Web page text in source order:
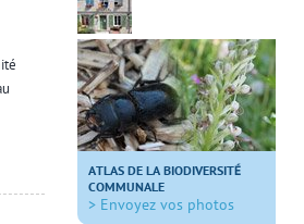
ATLAS DE LA BIODIVERSITÉ
COMMUNALE
> Envoyez vos photos